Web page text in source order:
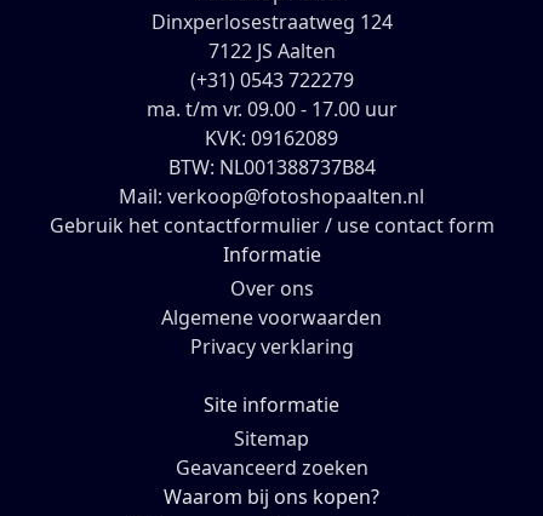
Dinxperlosestraatweg 124
7122 JS Aalten
(+31) 0543 722279
ma. t/m vr. 09.00 - 17.00 uur
KVK: 09162089
BTW: NL001388737B84
Mail: verkoop@fotoshopaalten.nl
Gebruik het contactformulier / use contact form
Informatie
Over ons
Algemene voorwaarden
Privacy verklaring
Site informatie
Sitemap
Geavanceerd zoeken
Waarom bij ons kopen?